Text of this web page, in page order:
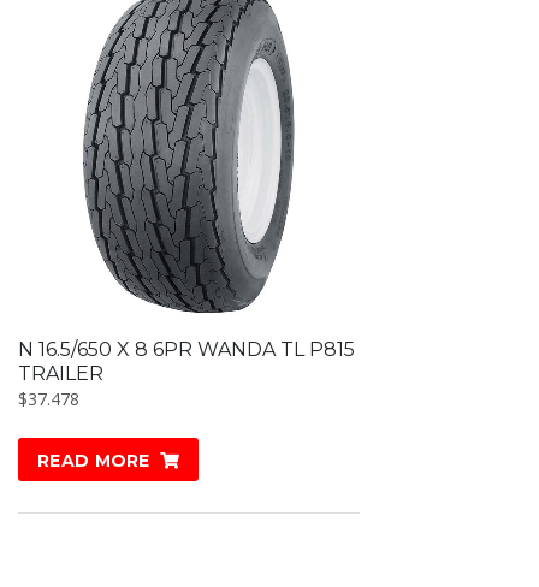
N 16.5/650 X 8 6PR WANDA TL P815
TRAILER
$37.478
READ MORE